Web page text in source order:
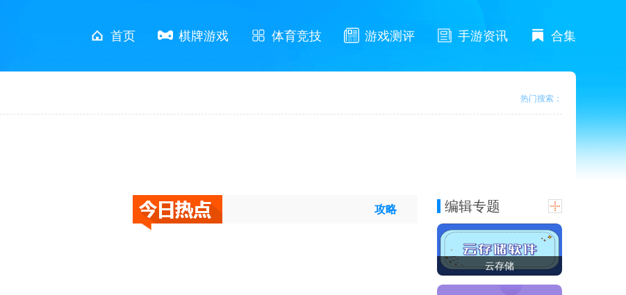
首页 棋牌游戏 体育竞技 游戏测评 手游资讯 合集
热门搜索：
攻略 编辑专题
云存储